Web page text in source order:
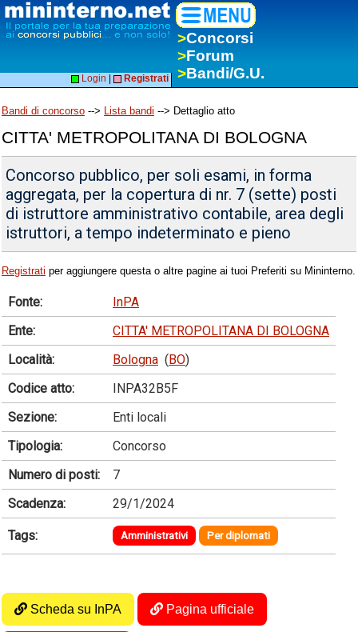
>Concorsi
>Forum
>Bandi/G.U.
Login Registrati
Bandi di concorso --> Lista bandi --> Dettaglio atto
CITTA' METROPOLITANA DI BOLOGNA
Concorso pubblico, per soli esami, in forma
aggregata, per la copertura di nr. 7 (sette) posti
di istruttore amministrativo contabile, area degli
istruttori, a tempo indeterminato e pieno
Registrati per aggiungere questa o altre pagine ai tuoi Preferiti su Mininterno.
Fonte:
InPA
Ente:
CITTA' METROPOLITANA DI BOLOGNA
Località:
Bologna (BO)
Codice atto:
INPA32B5F
Sezione:
Enti locali
Tipologia:
Concorso
Numero di posti:
7
Scadenza:
29/1/2024
Tags: Amministrativi Per diplomati
Scheda su InPA Pagina ufficiale